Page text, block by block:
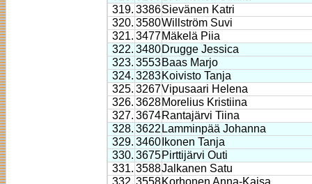
319. 3386Sievänen Katri
320. 3580Willström Suvi
321. 3477Mäkelä Piia
322. 3480Drugge Jessica
323. 3553Baas Marjo
324. 3283Koivisto Tanja
325. 3267Vipusaari Helena
326. 3628Morelius Kristiina
327. 3674Rantajärvi Tiina
328. 3622 Lamminpää Johanna
329. 3460 Ikonen Tanja
330. 3675Pirttijärvi Outi
331. 3588Jalkanen Satu